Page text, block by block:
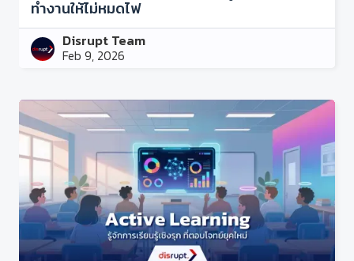
ทำงานให้ไม่หมดไฟ
Disrupt Team
Feb 9, 2026